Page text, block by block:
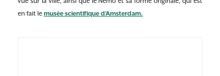
en fait le musée scientifique d’Amsterdam.